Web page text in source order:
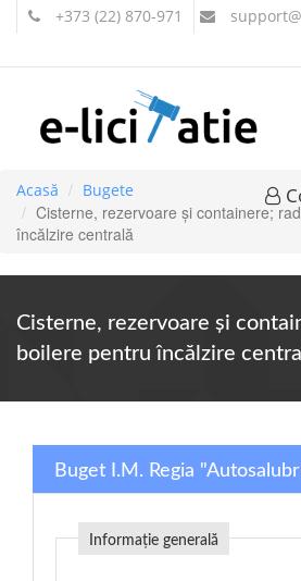
+373 (22) 870-971 support
Acasă Bugete
Cisterne, rezervoare şi containere;
încălzire centrală
Cisterne, rezervoare şi
boilere pentru încălzire
Buget I.M. Regia
Informație generală